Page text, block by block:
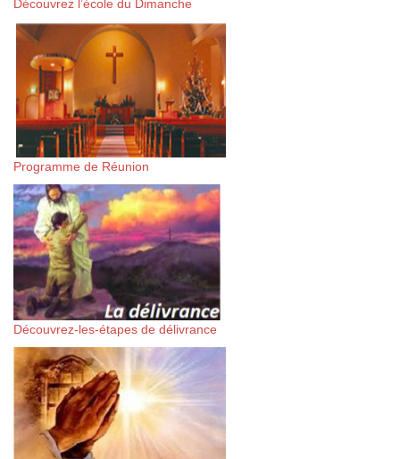
Découvrez l’école du Dimanche
Programme de Réunion
Découvrez-les-étapes de délivrance